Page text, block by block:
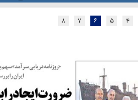
۴ ۵ ۶ ۷ ۸